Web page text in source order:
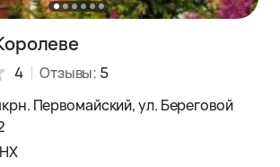
4 Отзывы: 5
Первомайский, ул. Береговой